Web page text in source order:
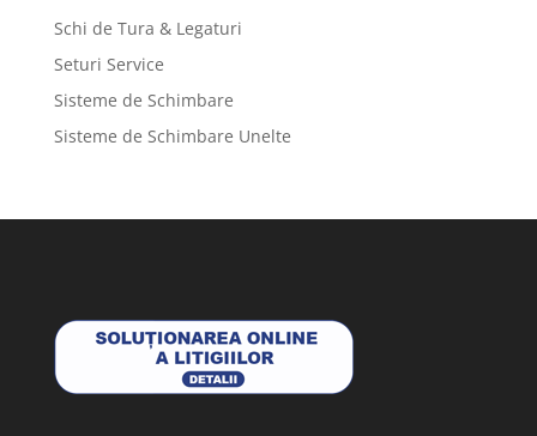
Schi de Tura & Legaturi
Seturi Service
Sisteme de Schimbare
Sisteme de Schimbare Unelte